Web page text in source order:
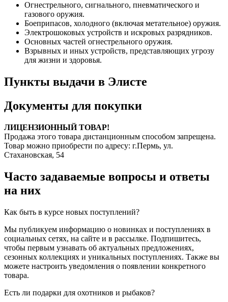
Огнестрельного, сигнального, пневматического и
газового оружия.
Боеприпасов, холодного (включая метательное) оружия.
Электрошоковых устройств и искровых разрядников.
Основных частей огнестрельного оружия.
Взрывных и иных устройств, представляющих угрозу
для жизни и здоровья.
Пункты выдачи в Элисте
Документы для покупки
ЛИЦЕНЗИОННЫЙ ТОВАР!
Продажа этого товара дистанционным способом запрещена.
Товар можно приобрести по адресу: г.Пермь, ул.
Стахановская, 54
Часто задаваемые вопросы и ответы
на них
Как быть в курсе новых поступлений?
Мы публикуем информацию о новинках и поступлениях в
социальных сетях, на сайте и в рассылке. Подпишитесь,
чтобы первым узнавать об актуальных предложениях,
сезонных коллекциях и уникальных поступлениях. Также вы
можете настроить уведомления о появлении конкретного
товара.
Есть ли подарки для охотников и рыбаков?